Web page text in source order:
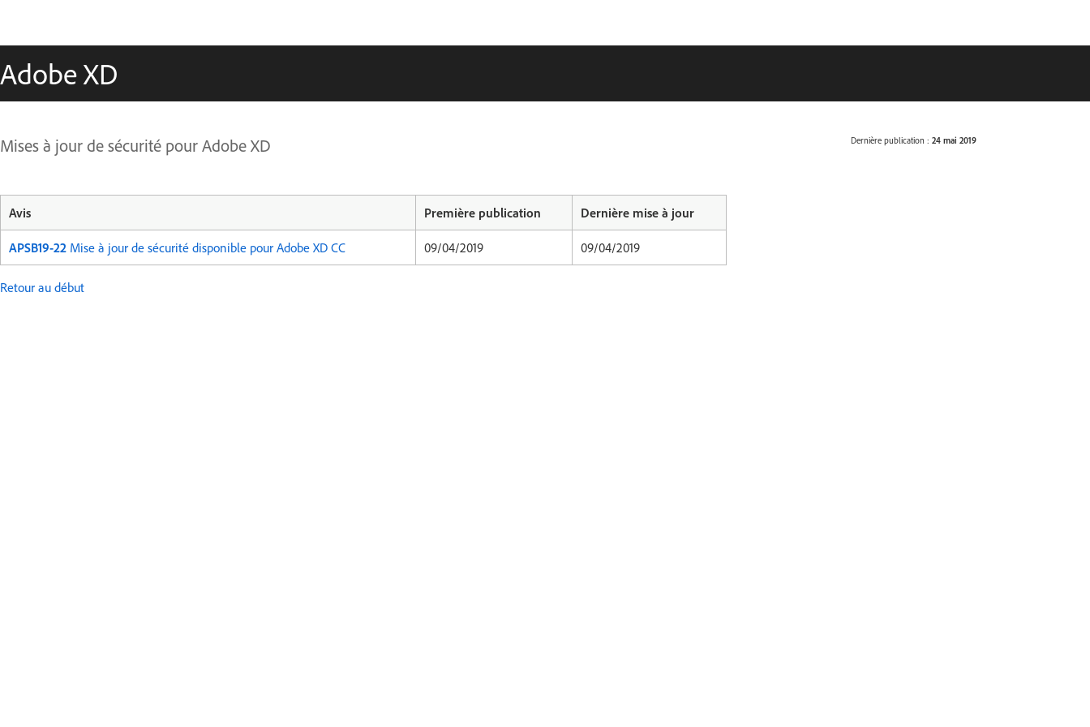
Adobe XD
Dernière publication : 24 mai 2019
Mises à jour de sécurité pour Adobe XD
Avis Première publication Dernière mise à jour
APSB19-22 Mise à jour de sécurité disponible pour Adobe XD CC 09/04/2019 09/04/2019
Retour au début